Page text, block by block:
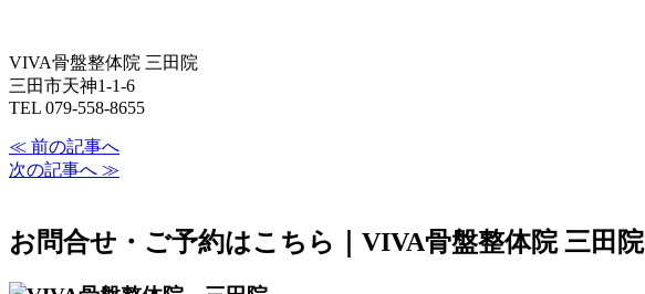
VIVA骨盤整体院 三田院
三田市天神1-1-6
TEL 079-558-8655
≪ 前の記事へ
次の記事へ ≫
お問合せ・ご予約はこちら｜VIVA骨盤整体院 三田院